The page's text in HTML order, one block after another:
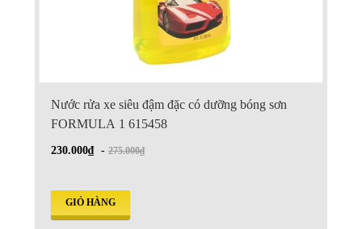
Nước rửa xe siêu đậm đặc có dưỡng bóng sơn
FORMULA 1 615458
230.000₫ - 275.000₫
GIỎ HÀNG